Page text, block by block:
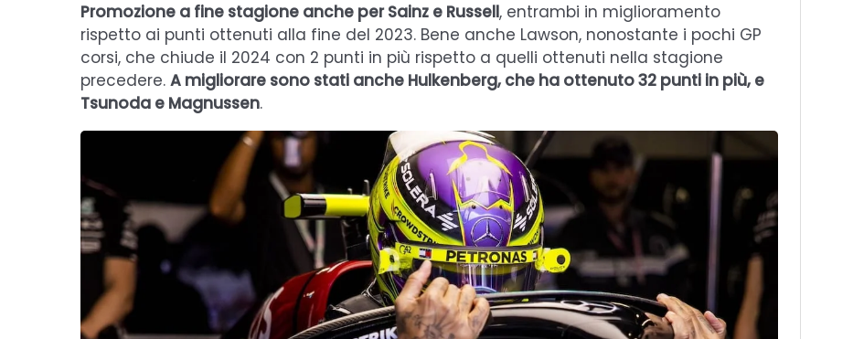
Promozione a fine stagione anche per Sainz e Russell, entrambi in miglioramento
rispetto ai punti ottenuti alla fine del 2023. Bene anche Lawson, nonostante i pochi GP
corsi, che chiude il 2024 con 2 punti in più rispetto a quelli ottenuti nella stagione
precedere. A migliorare sono stati anche Hulkenberg, che ha ottenuto 32 punti in più, e
Tsunoda e Magnussen.